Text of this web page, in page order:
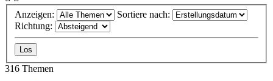
Anzeigen:
Sortiere nach:
Richtung:
316 Themen